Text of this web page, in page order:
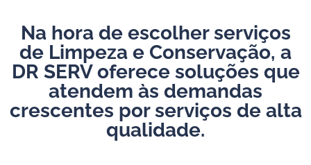
Na hora de escolher serviços
de Limpeza e Conservação, a
DR SERV oferece soluções que
atendem às demandas
crescentes por serviços de alta
qualidade.